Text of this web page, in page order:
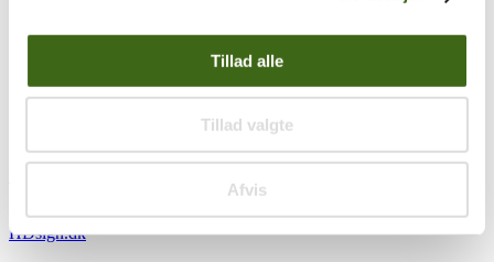
Tillad alle
Tillad valgte
Afvis
Persondatapolitik
© Copyright FADB - All Rights Reserved -Hjemmeside design af
HDsign.dk